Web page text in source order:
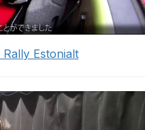
Estonialt